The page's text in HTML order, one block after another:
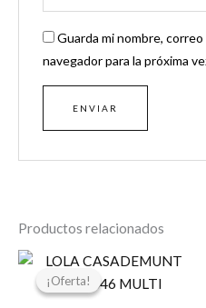
Guarda mi nombre,
navegador para la próxima
Productos relacionados
¡Oferta!
¡Oferta!
El
original
El
actual